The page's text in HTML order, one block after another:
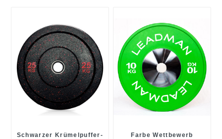
Schwarzer Krümelpuffer-
Farbe Wettbewerb